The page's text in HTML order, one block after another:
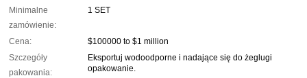
Minimalne
zamówienie:
1 SET
Cena:
$100000 to $1 million
Szczegóły
pakowania:
Eksportuj wodoodporne i nadające się do żeglugi
opakowanie.